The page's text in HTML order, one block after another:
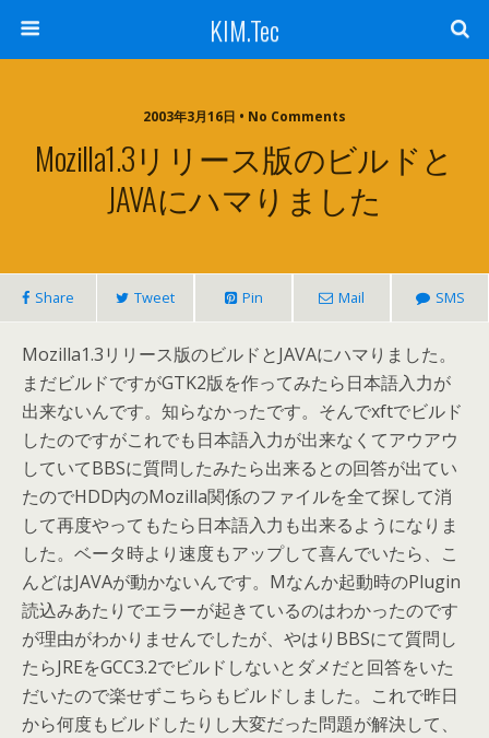
KIM.Tec
2003年3月16日 • No Comments
Mozilla1.3リリース版のビルドと
JAVAにハマりました
Share Tweet Pin Mail SMS
Mozilla1.3リリース版のビルドとJAVAにハマりました。
まだビルドですがGTK2版を作ってみたら日本語入力が
出来ないんです。知らなかったです。そんでxftでビルド
したのですがこれでも日本語入力が出来なくてアウアウ
していてBBSに質問したみたら出来るとの回答が出てい
たのでHDD内のMozilla関係のファイルを全て探して消
して再度やってもたら日本語入力も出来るようになりま
した。ベータ時より速度もアップして喜んでいたら、こ
んどはJAVAが動かないんです。Mなんか起動時のPlugin
読込みあたりでエラーが起きているのはわかったのです
が理由がわかりませんでしたが、やはりBBSにて質問し
たらJREをGCC3.2でビルドしないとダメだと回答をいた
だいたので楽せずこちらもビルドしました。これで昨日
から何度もビルドしたりし大変だった問題が解決して、